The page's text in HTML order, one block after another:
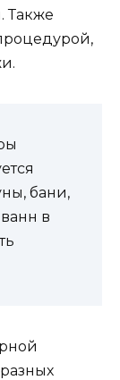
Также
бани,
в